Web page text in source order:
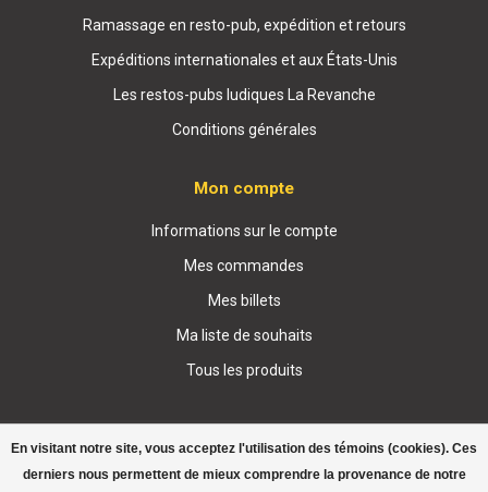
En visitant notre site, vous acceptez l'utilisation des témoins (cookies). Ces
derniers nous permettent de mieux comprendre la provenance de notre
Ramassage en resto-pub, expédition et retours
Expéditions internationales et aux États-Unis
Les restos-pubs ludiques La Revanche
Conditions générales
Mon compte
Informations sur le compte
Mes commandes
Mes billets
Ma liste de souhaits
Tous les produits